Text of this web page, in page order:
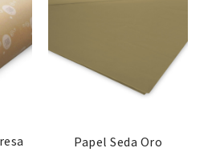
Papel Seda Oro